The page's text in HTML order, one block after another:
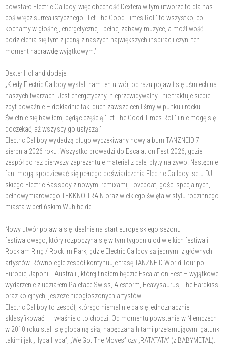
powstało Electric Callboy, więc obecność Dextera w tym utworze to dla nas
coś wręcz surrealistycznego. ‘Let The Good Times Roll’ to wszystko, co
kochamy w głośnej, energetycznej i pełnej zabawy muzyce, a możliwość
podzielenia się tym z jedną z naszych największych inspiracji czyni ten
moment naprawdę wyjątkowym.”
Dexter Holland dodaje:
„Kiedy Electric Callboy wysłali nam ten utwór, od razu pojawił się uśmiech na
naszych twarzach. Jest energetyczny, nieprzewidywalny i nie traktuje siebie
zbyt poważnie – dokładnie taki duch zawsze ceniliśmy w punku i rocku.
Świetnie się bawiłem, będąc częścią ‘Let The Good Times Roll’ i nie mogę się
doczekać, aż wszyscy go usłyszą.”
Electric Callboy wydadzą długo wyczekiwany nowy album TANZNEID 7
sierpnia 2026 roku. Wszystko prowadzi do Escalation Fest 2026, gdzie
zespół po raz pierwszy zaprezentuje materiał z całej płyty na żywo. Następnie
fani mogą spodziewać się pełnego doświadczenia Electric Callboy: setu DJ-
skiego Electric Bassboy z nowymi remixami, Loveboat, gości specjalnych,
pełnowymiarowego TEKKNO TRAIN oraz wielkiego święta w stylu rodzinnego
miasta w berlińskim Wuhlheide.
Nowy utwór pojawia się idealnie na start europejskiego sezonu
festiwalowego, który rozpoczyna się w tym tygodniu od wielkich festiwali
Rock am Ring / Rock im Park, gdzie Electric Callboy są jednymi z głównych
artystów. Równolegle zespół kontynuuje trasę TANZNEID World Tour po
Europie, Japonii i Australii, której finałem będzie Escalation Fest – wyjątkowe
wydarzenie z udziałem Paleface Swiss, Alestorm, Heavysaurus, The Hardkiss
oraz kolejnych, jeszcze nieogłoszonych artystów.
Electric Callboy to zespół, którego niemal nie da się jednoznacznie
sklasyfikować – i właśnie o to chodzi. Od momentu powstania w Niemczech
w 2010 roku stali się globalną siłą, napędzaną hitami przełamującymi gatunki
takimi jak „Hypa Hypa”, „We Got The Moves” czy „RATATATA” (z BABYMETAL).